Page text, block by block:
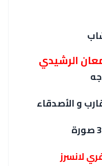
الرشيدي
و الأصدقاء
لانسرز